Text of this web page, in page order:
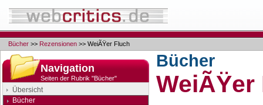
Bücher >> Rezensionen >> WeiÃŸer Fluch
Navigation
Seiten der Rubrik "Bücher"
Übersicht
Bücher
Bücher
WeiÃŸer